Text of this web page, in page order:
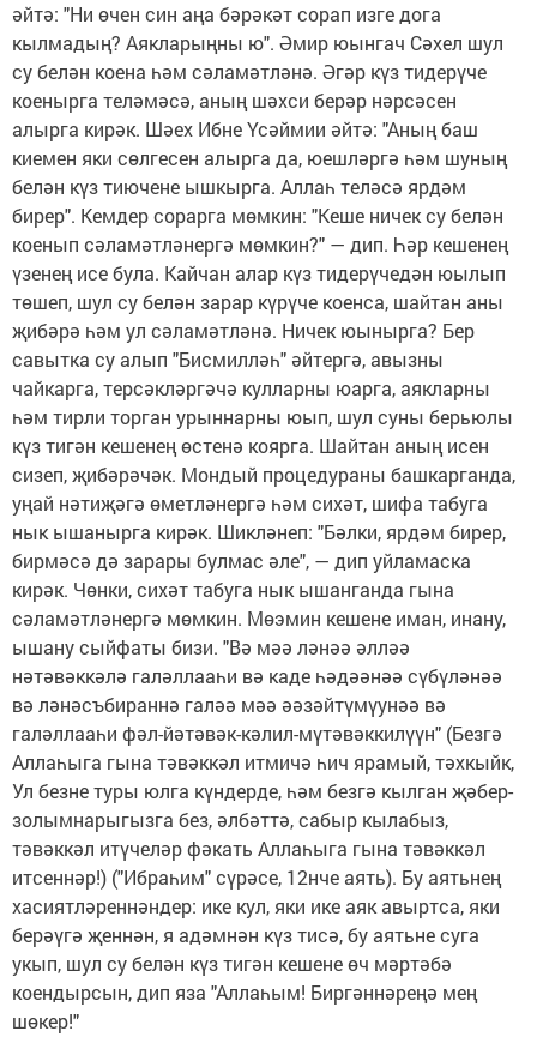
әйтә: "Ни өчен син аңа бәрәкәт сорап изге дога
кылмадың? Аякларыңны ю". Әмир юынгач Сәхел шул
су белән коена һәм сәламәтләнә. Әгәр күз тидерүче
коенырга теләмәсә, аның шәхси берәр нәрсәсен
алырга кирәк. Шәех Ибне Үсәймии әйтә: "Аның баш
киемен яки сөлгесен алырга да, юешләргә һәм шуның
белән күз тиючене ышкырга. Аллаһ теләсә ярдәм
бирер". Кемдер сорарга мөмкин: "Кеше ничек су белән
коенып сәламәтләнергә мөмкин?" — дип. Һәр кешенең
үзенең исе була. Кайчан алар күз тидерүчедән юылып
төшеп, шул су белән зарар күрүче коенса, шайтан аны
җибәрә һәм ул сәламәтләнә. Ничек юынырга? Бер
савытка су алып "Бисмилләһ" әйтергә, авызны
чайкарга, терсәкләргәчә кулларны юарга, аякларны
һәм тирли торган урыннарны юып, шул суны берьюлы
күз тигән кешенең өстенә коярга. Шайтан аның исен
сизеп, җибәрәчәк. Мондый процедураны башкарганда,
уңай нәтиҗәгә өметләнергә һәм сихәт, шифа табуга
нык ышанырга кирәк. Шикләнеп: "Бәлки, ярдәм бирер,
бирмәсә дә зарары булмас әле", — дип уйламаска
кирәк. Чөнки, сихәт табуга нык ышанганда гына
сәламәтләнергә мөмкин. Мөэмин кешене иман, инану,
ышану сыйфаты бизи. "Вә мәә ләнәә әлләә
нәтәвәккәлә галәллааһи вә каде һәдәәнәә сүбүләнәә
вә ләнәсъбираннә галәә мәә әәзәйтүмүунәә вә
галәллааһи фәл-йәтәвәк-кәлил-мүтәвәккилүүн" (Безгә
Аллаһыга гына тәвәккәл итмичә һич ярамый, тәхкыйк,
Ул безне туры юлга күндерде, һәм безгә кылган җәбер-
золымнарыгызга без, әлбәттә, сабыр кылабыз,
тәвәккәл итүчеләр фәкать Аллаһыга гына тәвәккәл
итсеннәр!) ("Ибраһим" сүрәсе, 12нче аять). Бу аятьнең
хасиятләреннәндер: ике кул, яки ике аяк авыртса, яки
берәүгә җеннән, я адәмнән күз тисә, бу аятьне суга
укып, шул су белән күз тигән кешене өч мәртәбә
коендырсын, дип яза "Аллаһым! Биргәннәреңә мең
шөкер!"